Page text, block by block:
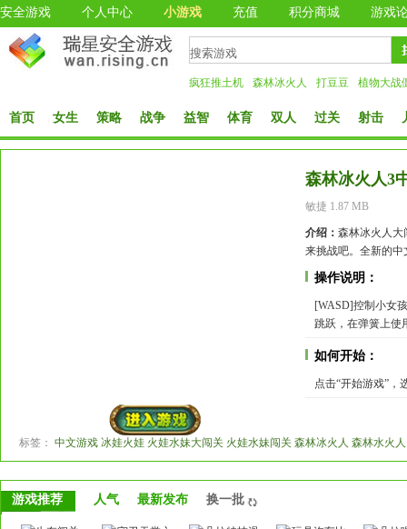
安全游戏 个人中心 小游戏 充值 积分商城 游戏
疯狂推土机 森林冰火人 打豆豆 植物大战
首页 女生 策略 战争 益智 体育 双人 过关 射击
森林冰火人3
敏捷 1.87 MB
介绍： 森林冰火人大
来挑战吧。全新的
操作说明：
[WASD]控制小女
跳跃，在弹簧上使
如何开始：
点击“开始游戏”，
标签： 中文游戏 冰娃火娃 火娃水妹大闯关 火娃水妹闯关 森林冰火人 森林水火
游戏推荐 人气 最新发布 换一批